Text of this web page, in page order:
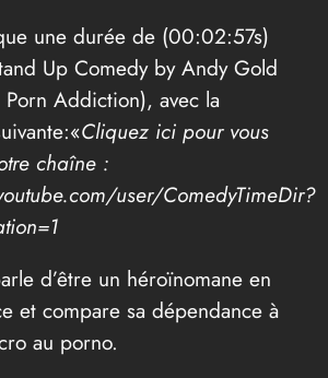
une durée de (00:02:57s)
Up Comedy by Andy Gold
Addiction), avec la
Cliquez ici pour vous
chaîne :
user/ComedyTimeDir?
d’être un héroïnomane en
et compare sa dépendance à
au porno.